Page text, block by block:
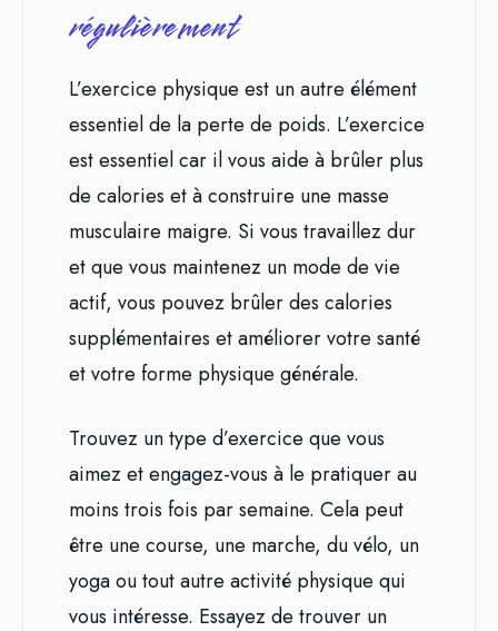
régulièrement
L’exercice physique est un autre élément
essentiel de la perte de poids. L’exercice
est essentiel car il vous aide à brûler plus
de calories et à construire une masse
musculaire maigre. Si vous travaillez dur
et que vous maintenez un mode de vie
actif, vous pouvez brûler des calories
supplémentaires et améliorer votre santé
et votre forme physique générale.
Trouvez un type d’exercice que vous
aimez et engagez-vous à le pratiquer au
moins trois fois par semaine. Cela peut
être une course, une marche, du vélo, un
yoga ou tout autre activité physique qui
vous intéresse. Essayez de trouver un